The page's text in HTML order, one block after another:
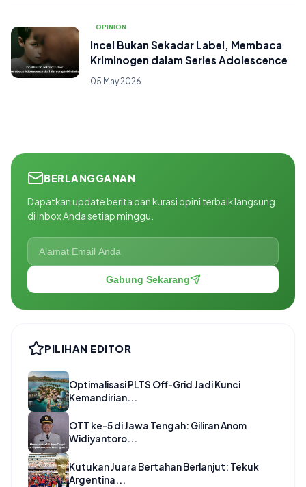
OPINION
Incel Bukan Sekadar Label, Membaca
Kriminogen dalam Series Adolescence
05 May 2026
BERLANGGANAN
Dapatkan update berita dan kurasi opini terbaik langsung
di inbox Anda setiap minggu.
Gabung Sekarang
PILIHAN EDITOR
Optimalisasi PLTS Off-Grid Jadi Kunci
Kemandirian...
OTT ke-5 di Jawa Tengah: Giliran Anom
Widiyantoro...
Kutukan Juara Bertahan Berlanjut: Tekuk
Argentina...